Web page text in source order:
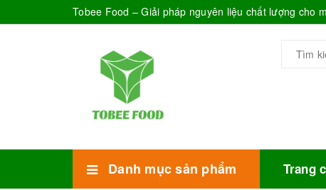
Tobee Food – Giải pháp nguyên liệu chất lượng cho
Danh mục sản phẩm Trang